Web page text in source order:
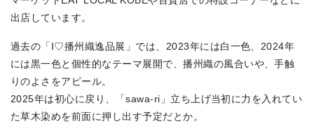
出店しています。
過去の「I♡播州織逸品展」では、2023年には白一色、2024年
には黒一色と個性的なテーマ展開で、播州織の風合いや、手触
りのよさをアピール。
2025年は初心に戻り、「sawa-ri」立ち上げ当初に力を入れてい
た草木染めを前面に押し出す予定だとか。